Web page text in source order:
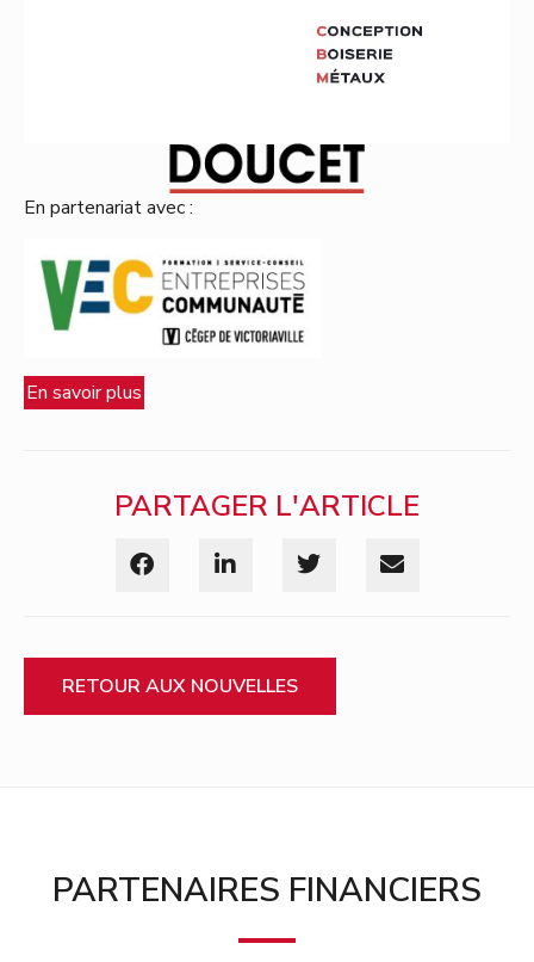
En partenariat avec :
En savoir plus
PARTAGER L'ARTICLE
RETOUR AUX NOUVELLES
PARTENAIRES FINANCIERS